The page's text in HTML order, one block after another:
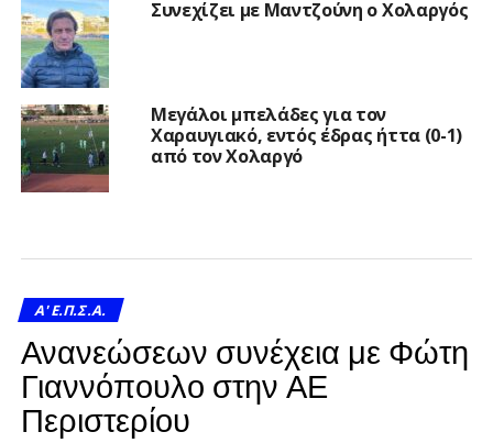
Συνεχίζει με Μαντζούνη ο Χολαργός
Μεγάλοι μπελάδες για τον
Χαραυγιακό, εντός έδρας ήττα (0-1)
από τον Χολαργό
A' Ε.Π.Σ.Α.
Ανανεώσεων συνέχεια με Φώτη
Γιαννόπουλο στην ΑΕ
Περιστερίου